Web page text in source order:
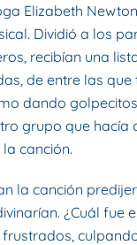
Elizabeth
Dividió a los
recibían una
de entre las que
dando
grupo que hacía
canción.
la canción
¿Cuál fue
frustrados,